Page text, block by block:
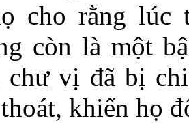
cho rằng lúc
còn là một
chư vị đã bị
khiến họ